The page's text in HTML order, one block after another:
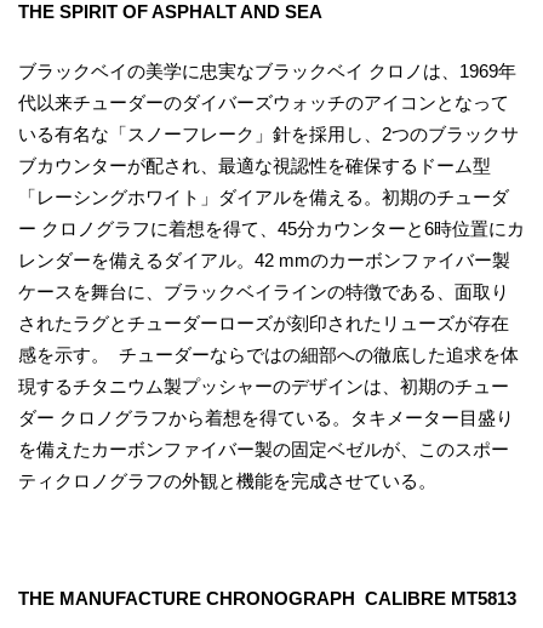
THE SPIRIT OF ASPHALT AND SEA
ブラックベイの美学に忠実なブラックベイ クロノは、1969年
代以来チューダーのダイバーズウォッチのアイコンとなって
いる有名な「スノーフレーク」針を採用し、2つのブラックサ
ブカウンターが配され、最適な視認性を確保するドーム型
「レーシングホワイト」ダイアルを備える。初期のチューダ
ー クロノグラフに着想を得て、45分カウンターと6時位置にカ
レンダーを備えるダイアル。42 mmのカーボンファイバー製
ケースを舞台に、ブラックベイラインの特徴である、面取り
されたラグとチューダーローズが刻印されたリューズが存在
感を示す。 チューダーならではの細部への徹底した追求を体
現するチタニウム製プッシャーのデザインは、初期のチュー
ダー クロノグラフから着想を得ている。タキメーター目盛り
を備えたカーボンファイバー製の固定ベゼルが、このスポー
ティクロノグラフの外観と機能を完成させている。
THE MANUFACTURE CHRONOGRAPH CALIBRE MT5813